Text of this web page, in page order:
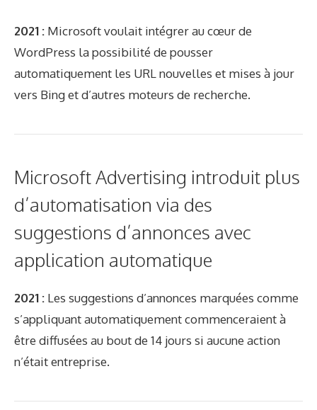
2021 : Microsoft voulait intégrer au cœur de
WordPress la possibilité de pousser
automatiquement les URL nouvelles et mises à jour
vers Bing et d’autres moteurs de recherche.
Microsoft Advertising introduit plus
d’automatisation via des
suggestions d’annonces avec
application automatique
2021 : Les suggestions d’annonces marquées comme
s’appliquant automatiquement commenceraient à
être diffusées au bout de 14 jours si aucune action
n’était entreprise.